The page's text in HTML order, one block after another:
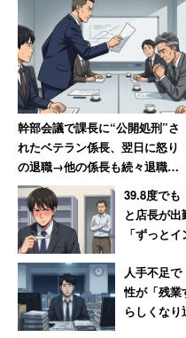
客や料理の出し下げや会
などをたった一人で背負
は15万」と明かした。
こういう状況なので、男
も「お茶を濁している」
「役員はすべて同じ社長
とで、男性は「その外車
ろう？ 社長の家にある露
けたのかな？などと常々
男性は「転職できるほど
幹部会議で課長に“公開処刑”さ
れたベテラン係長、翌日に怒り
の退職→他の係長も続々退職し
て「6つあった現場は1つに」
39.8度でも
と店長が
「ずっと
人手不足で
性が「残
らしくなり